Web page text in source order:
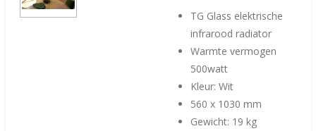
TG Glass elektrische
infrarood radiator
Warmte vermogen
500watt
Kleur: Wit
560 x 1030 mm
Gewicht: 19 kg